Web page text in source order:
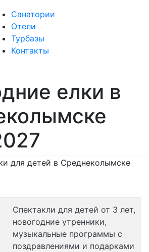
Санатории
Отели
Турбазы
Контакты
елки в
Спектакли для детей от 3 лет,
новогодние утренники,
музыкальные программы с
поздравлениями и подарками